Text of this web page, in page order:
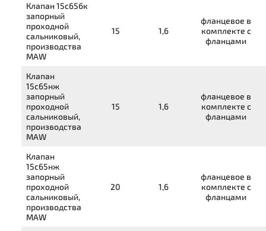
Клапан15с65бк
запорный
проходной
сальниковый,
производства
MAW
15 1,6
фланцевое в
комплекте с
фланцами
Клапан
15с65нж
запорный
проходной
сальниковый,
производства
MAW
15 1,6
фланцевое в
комплекте с
фланцами
Клапан
15с65нж
запорный
проходной
сальниковый,
производства
MAW
20 1,6
фланцевое в
комплекте с
фланцами